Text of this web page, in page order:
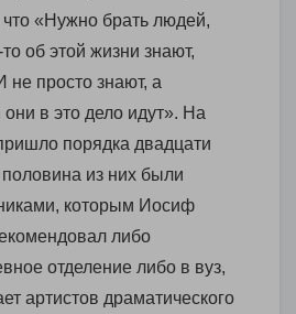
«Нужно брать людей,
об этой жизни знают,
не просто знают, а
в это дело идут». На
порядка двадцати
из них были
которым Иосиф
либо
отделение либо в вуз,
артистов драматического